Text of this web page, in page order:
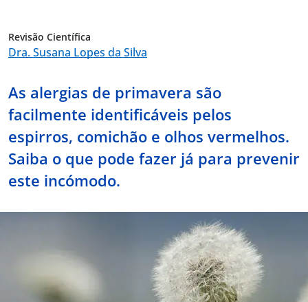
Revisão Científica
Dra. Susana Lopes da Silva
As alergias de primavera são
facilmente identificáveis pelos
espirros, comichão e olhos vermelhos.
Saiba o que pode fazer já para prevenir
este incómodo.